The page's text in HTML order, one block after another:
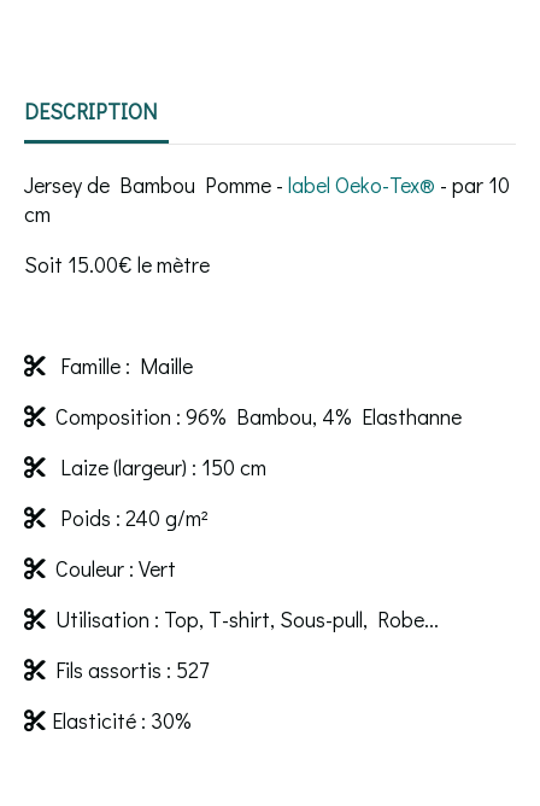
DESCRIPTION
Jersey de Bambou Pomme - label Oeko-Tex®️ - par 10
cm
Soit 15.00€ le mètre
 Famille : Maille
 Composition : 96% Bambou, 4% Elasthanne
 Laize (largeur) : 150 cm
 Poids : 240 g/m²
 Couleur : Vert
 Utilisation : Top, T-shirt, Sous-pull, Robe...
 Fils assortis : 527
 Elasticité : 30%